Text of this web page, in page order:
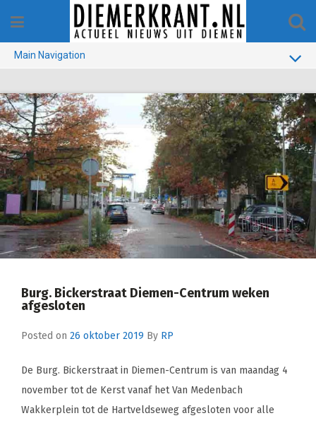
content
Main Navigation
GEMEENTE
1970-1990
VERKIEZINGEN
COLOFON
Burg. Bickerstraat Diemen-Centrum weken
afgesloten
Posted on 26 oktober 2019 By RP
De Burg. Bickerstraat in Diemen-Centrum is van maandag 4
november tot de Kerst vanaf het Van Medenbach
Wakkerplein tot de Hartveldseweg afgesloten voor alle